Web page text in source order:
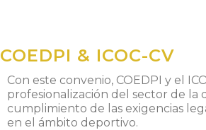
COEDPI & ICOC-CV
Con este convenio, COEDPI y el
profesionalización del sector de la
cumplimiento de las exigencias
en el ámbito deportivo.